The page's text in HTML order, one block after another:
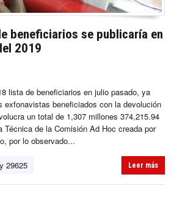
beneficiarios se publicaría en
2019
lista de beneficiarios en julio pasado, ya
exfonavistas beneficiados con la devolución
un total de 1,307 millones 374,215.94
de la Comisión Ad Hoc creada por
por lo observado...
29625 Leer más